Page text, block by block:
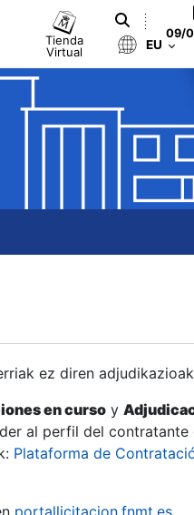
Tienda
Virtual
09/
EU
ez diren
en curso y
al perfil del contratante
Plataforma de
portallicitacion.fnmt.es